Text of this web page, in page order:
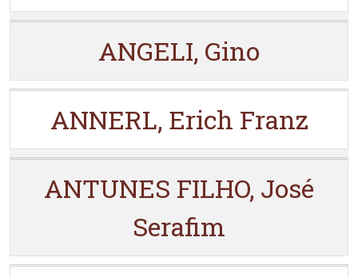
ANGELI, Gino
ANNERL, Erich Franz
ANTUNES FILHO, José
Serafim